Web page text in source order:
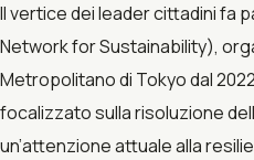
Il vertice dei leader cittadini fa
Network for Sustainability),
Metropolitano di Tokyo dal
focalizzato sulla risoluzione
un’attenzione attuale alla